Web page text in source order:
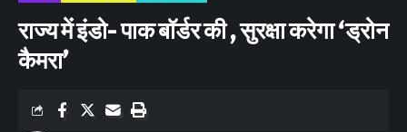
राज्य में इंडो- पाक बॉर्डर की , सुरक्षा करेगा ‘ड्रोन
कैमरा’